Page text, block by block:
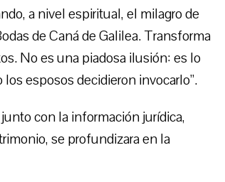
a nivel espiritual, el milagro de
de Caná de Galilea. Transforma
No es una piadosa ilusión: es lo
esposos decidieron invocarlo”.
con la información jurídica,
se profundizara en la